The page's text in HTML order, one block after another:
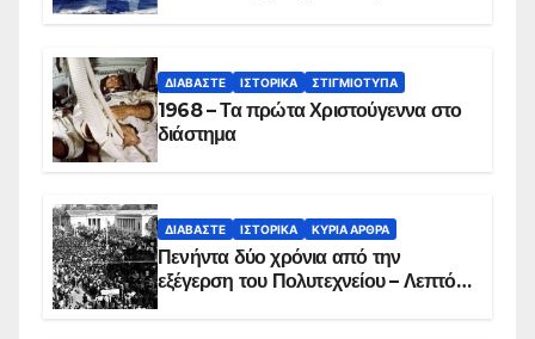
ΔΙΑΒΆΣΤΕ ΙΣΤΟΡΙΚΆ ΣΤΙΓΜΙΌΤΥΠΑ
1968 – Τα πρώτα Χριστούγεννα στο
διάστημα
ΔΙΑΒΆΣΤΕ ΙΣΤΟΡΙΚΆ ΚΥΡΙΑ ΑΡΘΡΑ
Πενήντα δύο χρόνια από την
εξέγερση του Πολυτεχνείου – Λεπτό